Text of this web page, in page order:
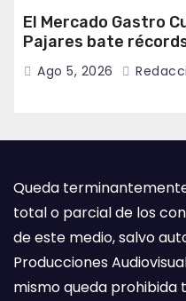
El Mercado Gastro
Pajares bate
Campomanes
Ago 5, 2026
Queda
total o parcial de los
de este medio, salvo
Producciones
mismo queda